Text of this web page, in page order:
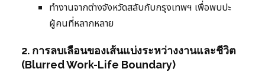
ทำงานจากต่างจังหวัดสลับกับกรุงเทพฯ เพื่อพบปะ
ผู้คนที่หลากหลาย
2. การลบเลือนของเส้นแบ่งระหว่างงานและชีวิต
(Blurred Work-Life Boundary)